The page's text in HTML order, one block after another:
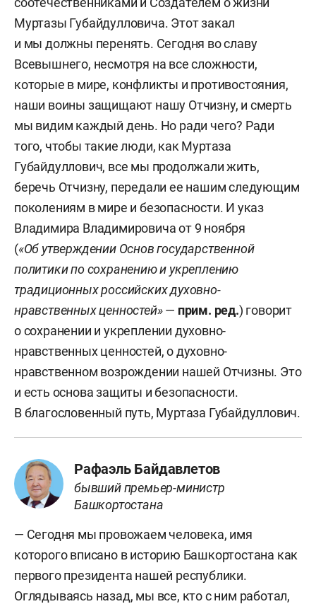
Муртазы Губайдулловича. Этот закал
и мы должны перенять. Сегодня во славу
Всевышнего, несмотря на все сложности,
которые в мире, конфликты и противостояния,
наши воины защищают нашу Отчизну, и смерть
мы видим каждый день. Но ради чего? Ради
того, чтобы такие люди, как Муртаза
Губайдуллович, все мы продолжали жить,
беречь Отчизну, передали ее нашим следующим
поколениям в мире и безопасности. И указ
Владимира Владимировича от 9 ноября
(«Об утверждении Основ государственной
политики по сохранению и укреплению
традиционных российских духовно-
нравственных ценностей»— прим. ред.) говорит
о сохранении и укреплении духовно-
нравственных ценностей, о духовно-
нравственном возрождении нашей Отчизны. Это
и есть основа защиты и безопасности.
В благословенный путь, Муртаза Губайдуллович.
Рафаэль Байдавлетов
бывший премьер-министр
Башкортостана
— Сегодня мы провожаем человека, имя
которого вписано в историю Башкортостана как
первого президента нашей республики.
Оглядываясь назад, мы все, кто с ним работал,